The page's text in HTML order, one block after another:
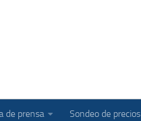
de prensa Sondeo de precios